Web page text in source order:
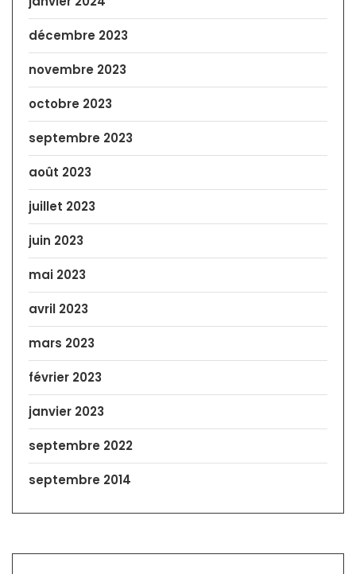
décembre 2023
novembre 2023
octobre 2023
septembre 2023
août 2023
juillet 2023
juin 2023
mai 2023
avril 2023
mars 2023
février 2023
janvier 2023
septembre 2022
septembre 2014